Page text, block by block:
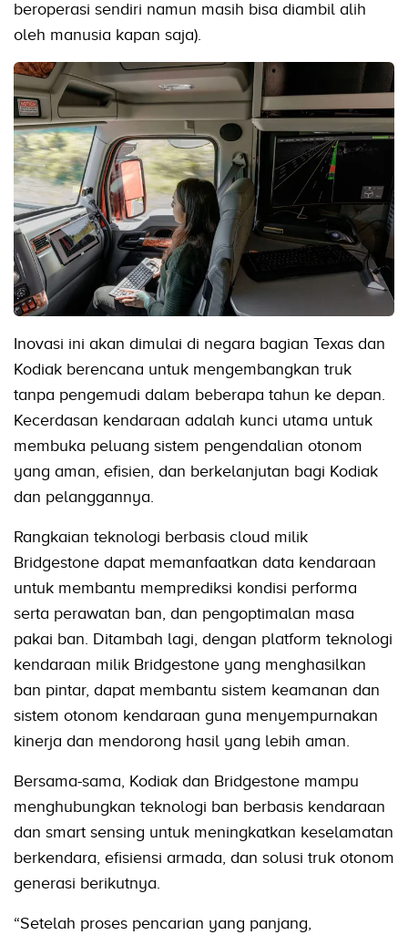
beroperasi sendiri namun masih bisa diambil alih
oleh manusia kapan saja).
Inovasi ini akan dimulai di negara bagian Texas dan
Kodiak berencana untuk mengembangkan truk
tanpa pengemudi dalam beberapa tahun ke depan.
Kecerdasan kendaraan adalah kunci utama untuk
membuka peluang sistem pengendalian otonom
yang aman, efisien, dan berkelanjutan bagi Kodiak
dan pelanggannya.
Rangkaian teknologi berbasis cloud milik
Bridgestone dapat memanfaatkan data kendaraan
untuk membantu memprediksi kondisi performa
serta perawatan ban, dan pengoptimalan masa
pakai ban. Ditambah lagi, dengan platform teknologi
kendaraan milik Bridgestone yang menghasilkan
ban pintar, dapat membantu sistem keamanan dan
sistem otonom kendaraan guna menyempurnakan
kinerja dan mendorong hasil yang lebih aman.
Bersama-sama, Kodiak dan Bridgestone mampu
menghubungkan teknologi ban berbasis kendaraan
dan smart sensing untuk meningkatkan keselamatan
berkendara, efisiensi armada, dan solusi truk otonom
generasi berikutnya.
“Setelah proses pencarian yang panjang,